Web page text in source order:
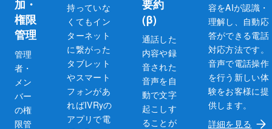
加・
権限
管理
管理
者・
メン
バー
の権
限管
持っていな
くてもイン
ターネット
に繋がった
タブレット
やスマート
フォンがあ
ればIVRyの
アプリで電
要約
(β)
通話した
内容や録
音された
音声を自
動で文字
起こしす
ることが
容をAIが認識・
理解し、自動応
答ができる電話
対応方法です。
音声で電話操作
を行う新しい体
験をお客様に提
供します。
詳細を見る